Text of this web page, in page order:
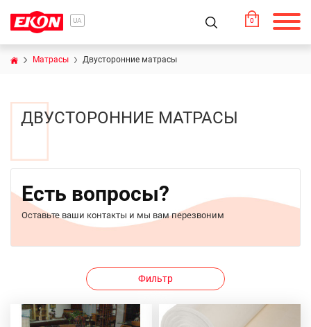
UA 0
Матрасы Двусторонние матрасы
ДВУСТОРОННИЕ МАТРАСЫ
Есть вопросы?
Оставьте ваши контакты и мы вам перезвоним
Фильтр